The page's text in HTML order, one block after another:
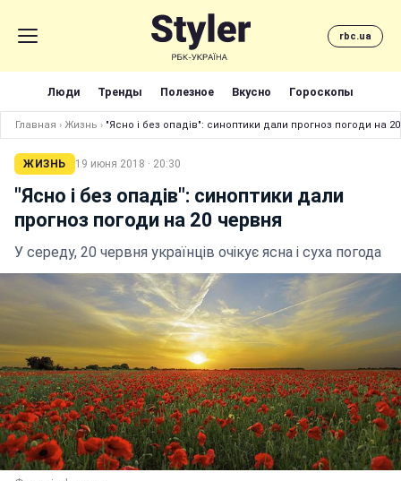
rbc.ua
Люди Тренды Полезное Вкусно Гороскопы
Главная › Жизнь › "Ясно і без опадів": синоптики дали прогноз погоди на
ЖИЗНЬ 19 июня 2018 · 20:30
"Ясно і без опадів": синоптики дали
прогноз погоди на 20 червня
У середу, 20 червня українців очікує ясна і суха погода